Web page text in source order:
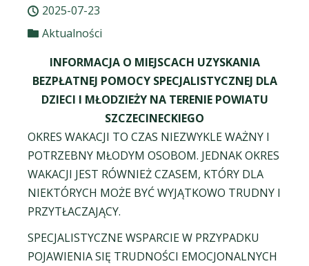
2025-07-23
Aktualności
INFORMACJA O MIEJSCACH UZYSKANIA
BEZPŁATNEJ POMOCY SPECJALISTYCZNEJ DLA
DZIECI I MŁODZIEŻY NA TERENIE POWIATU
SZCZECINECKIEGO
OKRES WAKACJI TO CZAS NIEZWYKLE WAŻNY I
POTRZEBNY MŁODYM OSOBOM. JEDNAK OKRES
WAKACJI JEST RÓWNIEŻ CZASEM, KTÓRY DLA
NIEKTÓRYCH MOŻE BYĆ WYJĄTKOWO TRUDNY I
PRZYTŁACZAJĄCY.
SPECJALISTYCZNE WSPARCIE W PRZYPADKU
POJAWIENIA SIĘ TRUDNOŚCI EMOCJONALNYCH